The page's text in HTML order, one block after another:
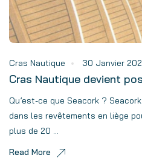
Cras Nautique 30 Janvier
Cras Nautique devient
Qu’est-ce que Seacork ?
dans les revêtements en liège
plus de 20 ...
Read More